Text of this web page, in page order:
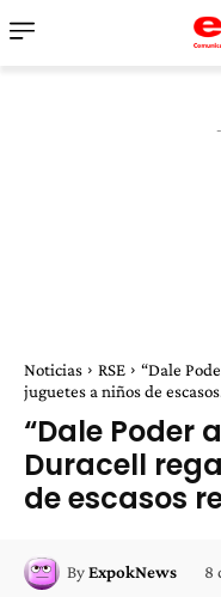
Noticias RSE
“Dale
juguetes a niños de
“Dale Poder
Duracell
de escasos
ByExpokNews 8